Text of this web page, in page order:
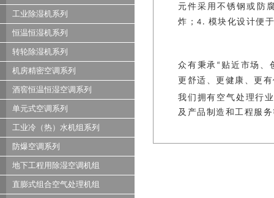
工业除湿机系列
恒温恒湿机系列
转轮除湿机系列
机房精密空调系列
酒窖恒温恒湿空调系列
单元式空调系列
工业冷（热）水机组系列
防爆空调系列
地下工程用除湿空调机组
直膨式组合空气处理机组
元件采用不锈钢或防
炸；4. 模块化设计便
众有秉承 “ 贴近市场、
更舒适、更健康、更
我们拥有空气处理行
及产品制造和工程服